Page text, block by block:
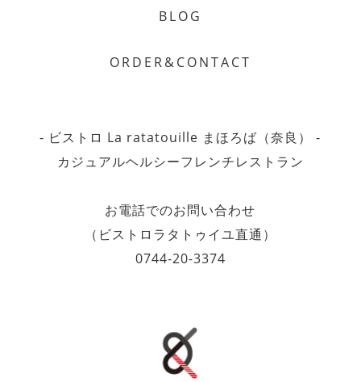
BLOG
ORDER&CONTACT
- ビストロ La ratatouille まほろば（奈良） -
カジュアルヘルシーフレンチレストラン
お電話でのお問い合わせ
（ビストロラタトゥイユ直通）
0744-20-3374